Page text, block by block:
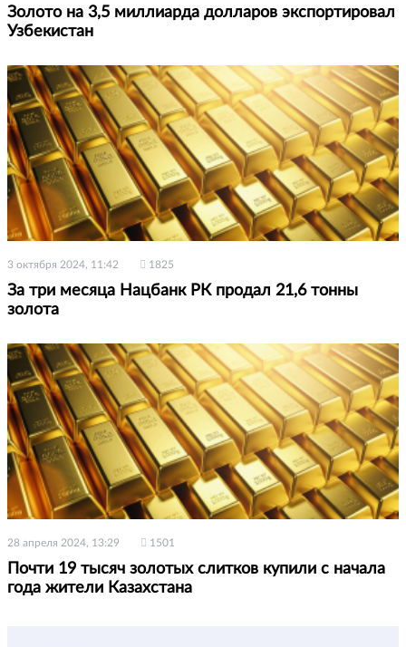
Золото на 3,5 миллиарда долларов экспортировал
Узбекистан
3 октября 2024, 11:42 1825
За три месяца Нацбанк РК продал 21,6 тонны
золота
28 апреля 2024, 13:29 1501
Почти 19 тысяч золотых слитков купили с начала
года жители Казахстана